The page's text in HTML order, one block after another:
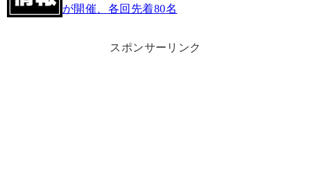
が開催、各回先着80名
スポンサーリンク